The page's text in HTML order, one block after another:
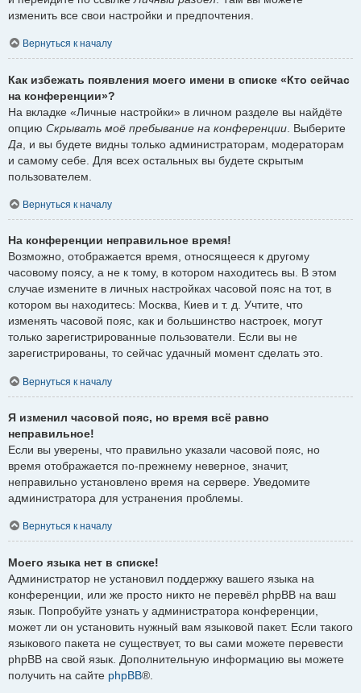
изменить все свои настройки и предпочтения.
Вернуться к началу
Как избежать появления моего имени в списке «Кто сейчас
на конференции»?
На вкладке «Личные настройки» в личном разделе вы найдёте
опцию Скрывать моё пребывание на конференции . Выберите
Да , и вы будете видны только администраторам, модераторам
и самому себе. Для всех остальных вы будете скрытым
пользователем.
Вернуться к началу
На конференции неправильное время!
Возможно, отображается время, относящееся к другому
часовому поясу, а не к тому, в котором находитесь вы. В этом
случае измените в личных настройках часовой пояс на тот, в
котором вы находитесь: Москва, Киев и т. д. Учтите, что
изменять часовой пояс, как и большинство настроек, могут
только зарегистрированные пользователи. Если вы не
зарегистрированы, то сейчас удачный момент сделать это.
Вернуться к началу
Я изменил часовой пояс, но время всё равно
неправильное!
Если вы уверены, что правильно указали часовой пояс, но
время отображается по-прежнему неверное, значит,
неправильно установлено время на сервере. Уведомите
администратора для устранения проблемы.
Вернуться к началу
Моего языка нет в списке!
Администратор не установил поддержку вашего языка на
конференции, или же просто никто не перевёл phpBB на ваш
язык. Попробуйте узнать у администратора конференции,
может ли он установить нужный вам языковой пакет. Если такого
языкового пакета не существует, то вы сами можете перевести
phpBB на свой язык. Дополнительную информацию вы можете
получить на сайте phpBB®.